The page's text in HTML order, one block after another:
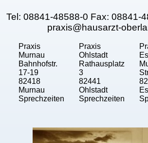
Tel: 08841-48588-0 Fax: 08841-
praxis@hausarzt-
Praxis
Murnau
Bahnhofstr.
17-19
82418
Murnau
Sprechzeiten
Praxis
Ohlstadt
Rathausplatz
3
82441
Ohlstadt
Sprechzeiten